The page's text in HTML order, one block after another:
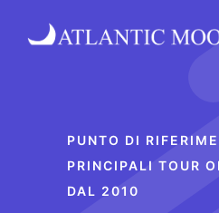
PUNTO DI
PRINCIPALI TOUR
DAL 2010